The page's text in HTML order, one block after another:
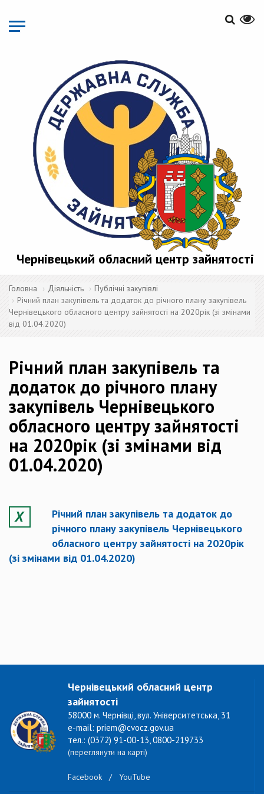
основного
матеріалу
Чернівецький обласний центр зайнятості
Головна Діяльність
Публічні закупівлі
Річний план закупівель та додаток до річного плану закупівель
Чернівецького обласного центру зайнятості на 2020рік (зі змінами
від 01.04.2020)
Річний план закупівель та
додаток до річного плану
закупівель Чернівецького
обласного центру зайнятості
на 2020рік (зі змінами від
01.04.2020)
Річний план закупівель та додаток до
річного плану закупівель Чернівецького
обласного центру зайнятості на 2020рік
(зі змінами від 01.04.2020)
Чернівецький обласний центр
зайнятості
58000 м. Чернівці, вул. Університетська, 31
e-mail: priem@cvocz.gov.ua
тел.: (0372) 91-00-13, 0800-219733
(переглянути на карті)
Facebook / YouTube